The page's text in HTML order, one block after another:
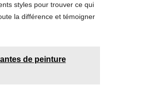
styles pour trouver ce qui
la différence et témoigner
de peinture